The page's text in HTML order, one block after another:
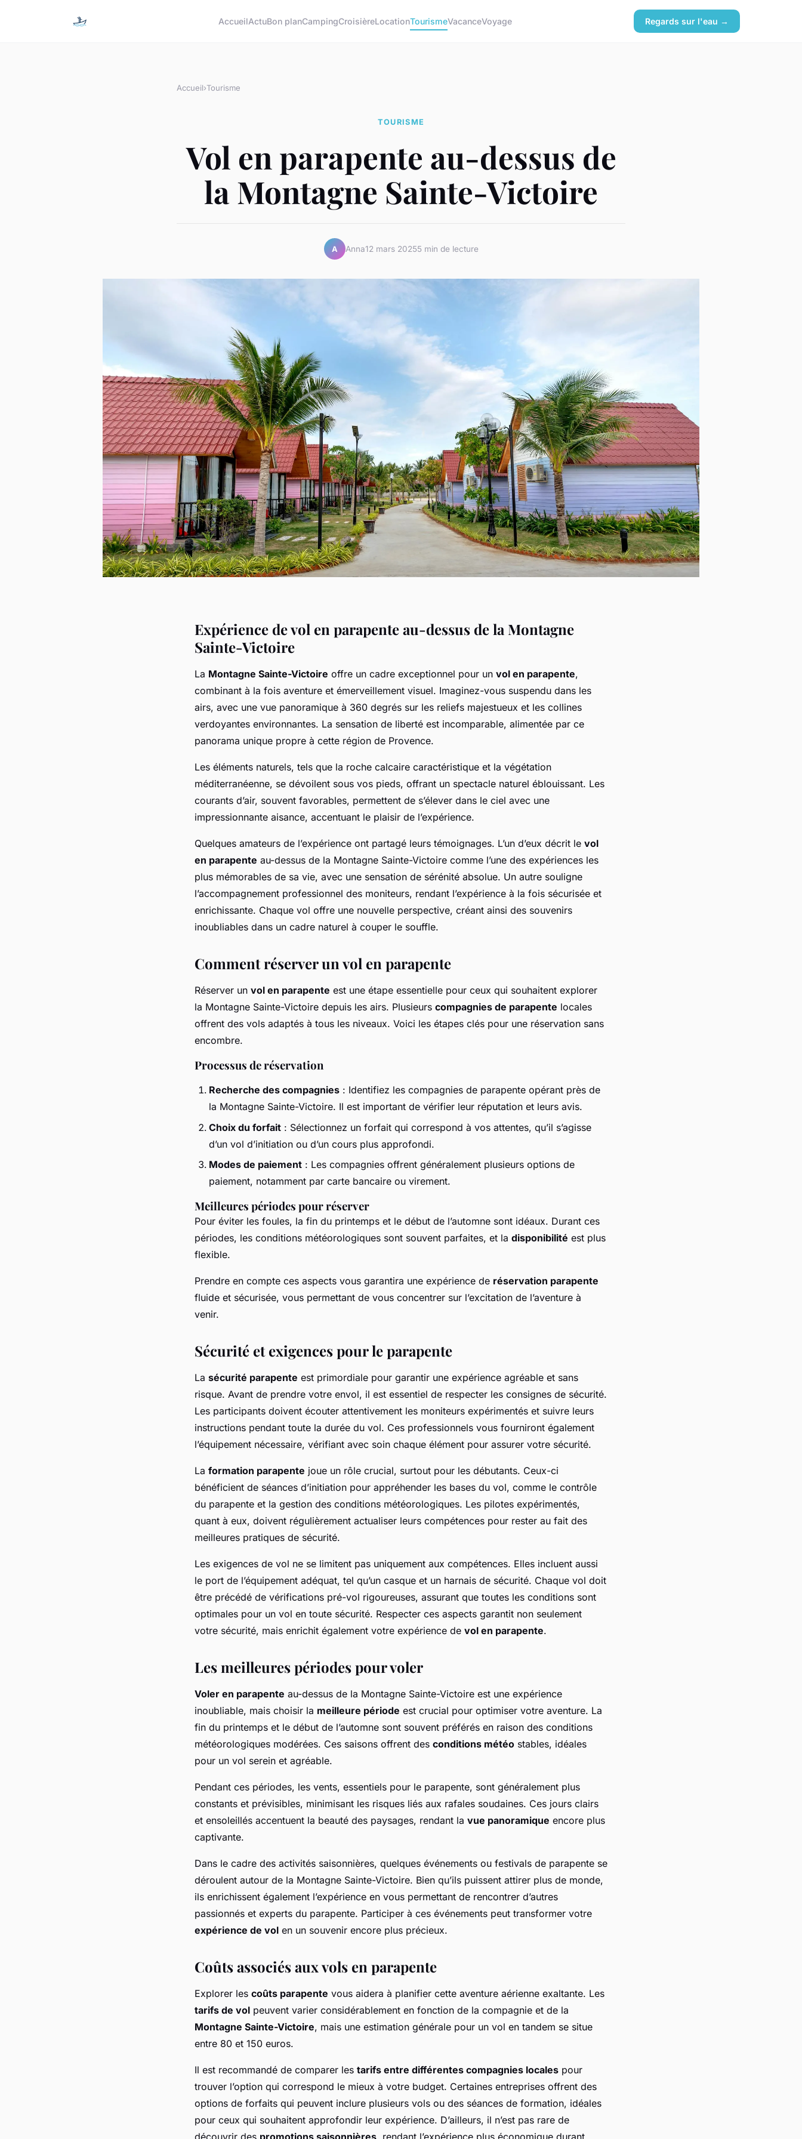
AccueilActuBon planCampingCroisièreLocationTourismeVacanceVoyage Regards sur l'eau →
Accueil›Tourisme
TOURISME
Vol en parapente au-dessus de
la Montagne Sainte-Victoire
A Anna12 mars 20255 min de lecture
Expérience de vol en parapente au-dessus de la Montagne
Sainte-Victoire
La Montagne Sainte-Victoire offre un cadre exceptionnel pour un vol en parapente,
combinant à la fois aventure et émerveillement visuel. Imaginez-vous suspendu dans les
airs, avec une vue panoramique à 360 degrés sur les reliefs majestueux et les collines
verdoyantes environnantes. La sensation de liberté est incomparable, alimentée par ce
panorama unique propre à cette région de Provence.
Les éléments naturels, tels que la roche calcaire caractéristique et la végétation
méditerranéenne, se dévoilent sous vos pieds, offrant un spectacle naturel éblouissant. Les
courants d’air, souvent favorables, permettent de s’élever dans le ciel avec une
impressionnante aisance, accentuant le plaisir de l’expérience.
Quelques amateurs de l’expérience ont partagé leurs témoignages. L’un d’eux décrit le vol
en parapente au-dessus de la Montagne Sainte-Victoire comme l’une des expériences les
plus mémorables de sa vie, avec une sensation de sérénité absolue. Un autre souligne
l’accompagnement professionnel des moniteurs, rendant l’expérience à la fois sécurisée et
enrichissante. Chaque vol offre une nouvelle perspective, créant ainsi des souvenirs
inoubliables dans un cadre naturel à couper le souffle.
Comment réserver un vol en parapente
Réserver un vol en parapente est une étape essentielle pour ceux qui souhaitent explorer
la Montagne Sainte-Victoire depuis les airs. Plusieurs compagnies de parapente locales
offrent des vols adaptés à tous les niveaux. Voici les étapes clés pour une réservation sans
encombre.
Processus de réservation
Recherche des compagnies : Identifiez les compagnies de parapente opérant près de
la Montagne Sainte-Victoire. Il est important de vérifier leur réputation et leurs avis.
Choix du forfait : Sélectionnez un forfait qui correspond à vos attentes, qu’il s’agisse
d’un vol d’initiation ou d’un cours plus approfondi.
Modes de paiement : Les compagnies offrent généralement plusieurs options de
paiement, notamment par carte bancaire ou virement.
Meilleures périodes pour réserver
Pour éviter les foules, la fin du printemps et le début de l’automne sont idéaux. Durant ces
périodes, les conditions météorologiques sont souvent parfaites, et la disponibilité est plus
flexible.
Prendre en compte ces aspects vous garantira une expérience de réservation parapente
fluide et sécurisée, vous permettant de vous concentrer sur l’excitation de l’aventure à
venir.
Sécurité et exigences pour le parapente
La sécurité parapente est primordiale pour garantir une expérience agréable et sans
risque. Avant de prendre votre envol, il est essentiel de respecter les consignes de sécurité.
Les participants doivent écouter attentivement les moniteurs expérimentés et suivre leurs
instructions pendant toute la durée du vol. Ces professionnels vous fourniront également
l’équipement nécessaire, vérifiant avec soin chaque élément pour assurer votre sécurité.
La formation parapente joue un rôle crucial, surtout pour les débutants. Ceux-ci
bénéficient de séances d’initiation pour appréhender les bases du vol, comme le contrôle
du parapente et la gestion des conditions météorologiques. Les pilotes expérimentés,
quant à eux, doivent régulièrement actualiser leurs compétences pour rester au fait des
meilleures pratiques de sécurité.
Les exigences de vol ne se limitent pas uniquement aux compétences. Elles incluent aussi
le port de l’équipement adéquat, tel qu’un casque et un harnais de sécurité. Chaque vol doit
être précédé de vérifications pré-vol rigoureuses, assurant que toutes les conditions sont
optimales pour un vol en toute sécurité. Respecter ces aspects garantit non seulement
votre sécurité, mais enrichit également votre expérience de vol en parapente.
Les meilleures périodes pour voler
Voler en parapente au-dessus de la Montagne Sainte-Victoire est une expérience
inoubliable, mais choisir la meilleure période est crucial pour optimiser votre aventure. La
fin du printemps et le début de l’automne sont souvent préférés en raison des conditions
météorologiques modérées. Ces saisons offrent des conditions météo stables, idéales
pour un vol serein et agréable.
Pendant ces périodes, les vents, essentiels pour le parapente, sont généralement plus
constants et prévisibles, minimisant les risques liés aux rafales soudaines. Ces jours clairs
et ensoleillés accentuent la beauté des paysages, rendant la vue panoramique encore plus
captivante.
Dans le cadre des activités saisonnières, quelques événements ou festivals de parapente se
déroulent autour de la Montagne Sainte-Victoire. Bien qu’ils puissent attirer plus de monde,
ils enrichissent également l’expérience en vous permettant de rencontrer d’autres
passionnés et experts du parapente. Participer à ces événements peut transformer votre
expérience de vol en un souvenir encore plus précieux.
Coûts associés aux vols en parapente
Explorer les coûts parapente vous aidera à planifier cette aventure aérienne exaltante. Les
tarifs de vol peuvent varier considérablement en fonction de la compagnie et de la
Montagne Sainte-Victoire, mais une estimation générale pour un vol en tandem se situe
entre 80 et 150 euros.
Il est recommandé de comparer les tarifs entre différentes compagnies locales pour
trouver l’option qui correspond le mieux à votre budget. Certaines entreprises offrent des
options de forfaits qui peuvent inclure plusieurs vols ou des séances de formation, idéales
pour ceux qui souhaitent approfondir leur expérience. D’ailleurs, il n’est pas rare de
découvrir des promotions saisonnières , rendant l’expérience plus économique durant